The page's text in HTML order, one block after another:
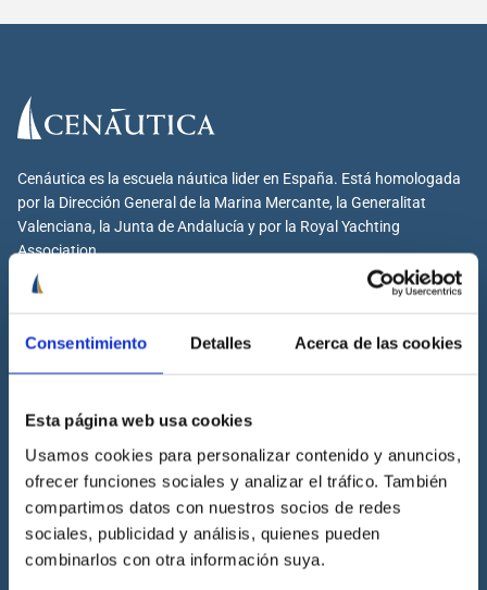
Consentimiento Detalles Acerca de las cookies
Esta página web usa cookies
Usamos cookies para personalizar contenido y anuncios,
ofrecer funciones sociales y analizar el tráfico. También
compartimos datos con nuestros socios de redes
sociales, publicidad y análisis, quienes pueden
combinarlos con otra información suya.
Cenáutica es la escuela náutica lider en España. Está homologada
por la Dirección General de la Marina Mercante, la Generalitat
Valenciana, la Junta de Andalucía y por la Royal Yachting
Association.
Cenáutica
Contacta con Cenáutica
Historia de Cenáutica
Trabaja con Cenáutica
Sala de prensa